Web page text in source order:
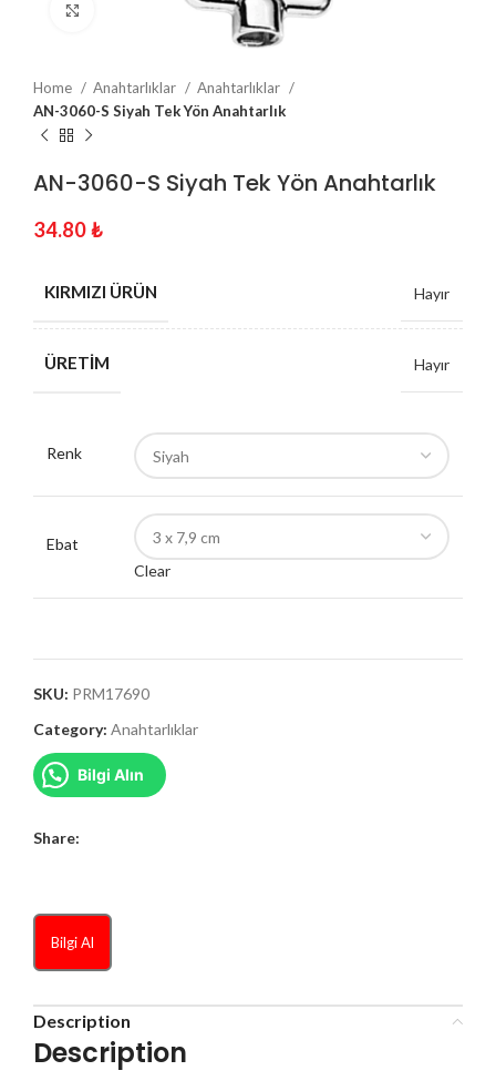
Click to enlarge
Home Anahtarlıklar
Anahtarlıklar
AN-3060-S Siyah Tek Yön Anahtarlık
AN-3060-S Siyah Tek Yön Anahtarlık
34.80₺
KIRMIZI ÜRÜN Hayır
ÜRETIM Hayır
Renk
Ebat
Clear
SKU: PRM17690
Category: Anahtarlıklar
Bilgi Alın
Share:
Bilgi Al
Description
Description